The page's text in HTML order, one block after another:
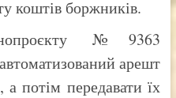
коштів боржників.
№9363
арешт
потім передавати їх